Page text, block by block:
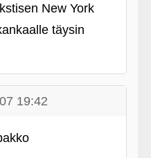
New York
täysin
19:42